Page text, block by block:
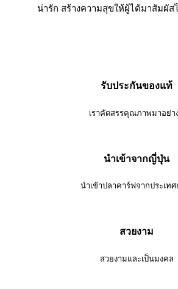
น่ารัก สร้างความสุขให้ผู้ได้มาสัมผัส
รับประกันของแท้
เราคัดสรรคุณภาพมาอย่า
นำเข้าจากญี่ปุ่น
นำเข้าปลาคาร์ฟจากประเท
สวยงาม
สวยงามและเป็นมงคล